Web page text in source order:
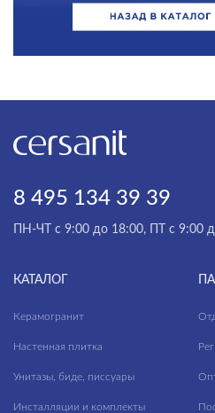
8 495 134 39 39
ПН-ЧТ с 9:00 до 18:00, ПТ с 9:00
КАТАЛОГ
Керамогранит
Настенная плитка
Унитазы, биде, писсуары
Инсталляции и комплекты